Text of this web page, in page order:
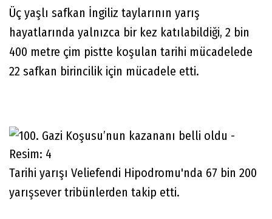
Üç yaşlı safkan İngiliz taylarının yarış
hayatlarında yalnızca bir kez katılabildiği, 2 bin
400 metre çim pistte koşulan tarihi mücadelede
22 safkan birincilik için mücadele etti.
Tarihi yarışı Veliefendi Hipodromu'nda 67 bin 200
yarışsever tribünlerden takip etti.